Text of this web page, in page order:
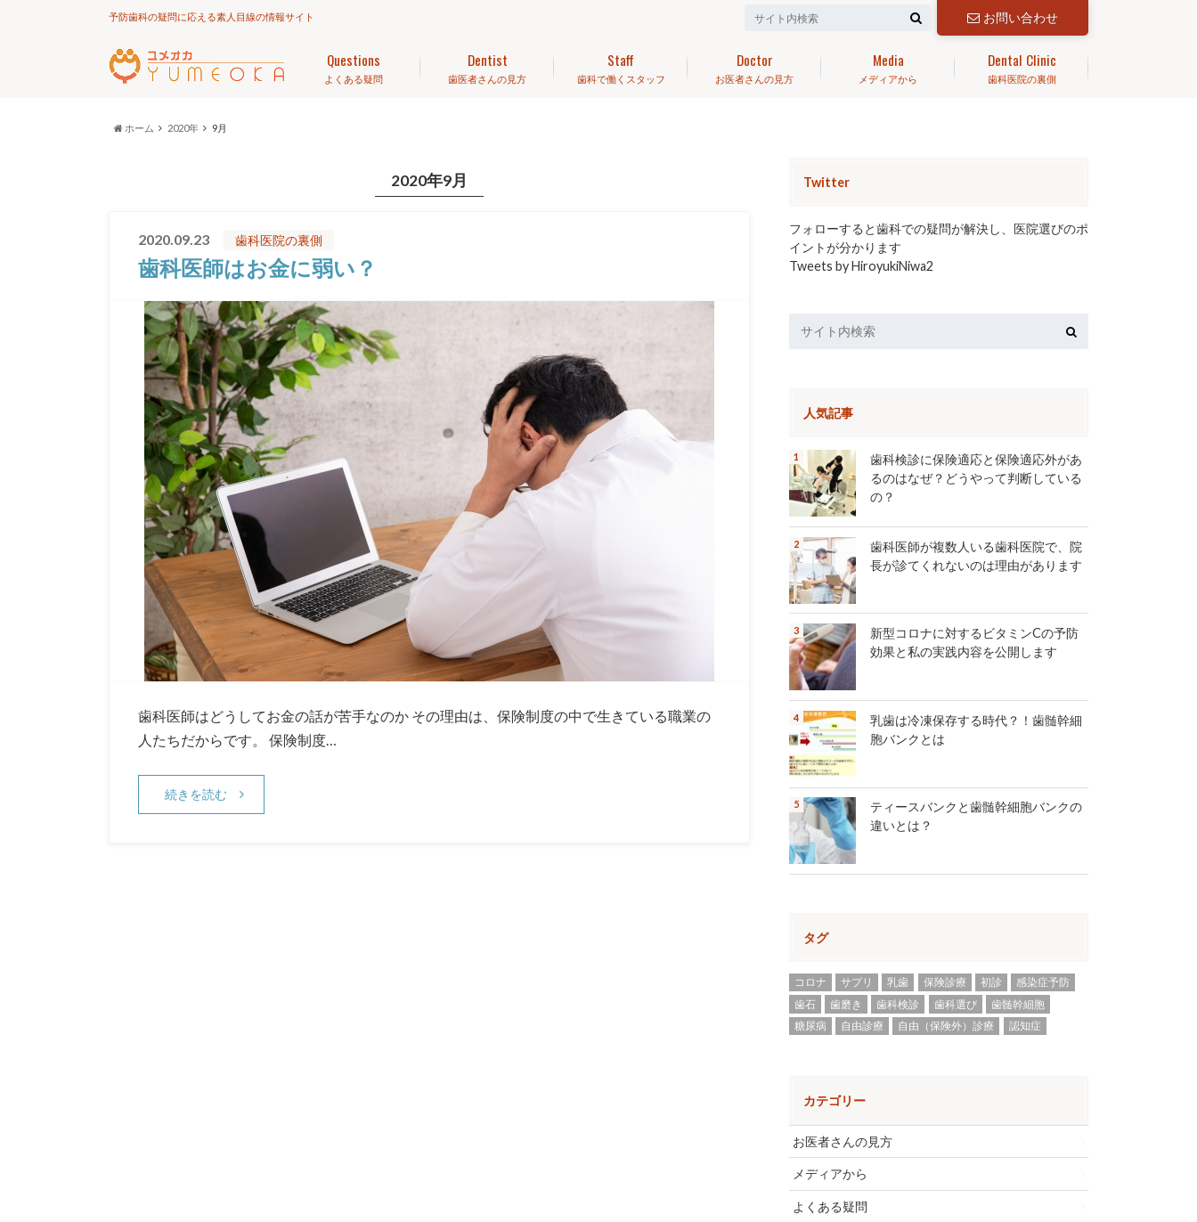
予防歯科の疑問に応える素人目線の情報サイト お問い合わせ
よくある疑問
Questions
歯医者さんの見方
Dentist
歯科で働くスタッフ
Staff
お医者さんの見方
Doctor
メディアから
Media
歯科医院の裏側
Dental Clinic
ホーム 2020年 9月
2020年9月
2020.09.23 歯科医院の裏側
歯科医師はお金に弱い？
歯科医師はどうしてお金の話が苦手なのか その理由は、保険制度の中で生きている職業の
人たちだからです。 保険制度…
続きを読む
Twitter
フォローすると歯科での疑問が解決し、医院選びのポ
イントが分かります
Tweets by HiroyukiNiwa2
人気記事
歯科検診に保険適応と保険適応外があ
るのはなぜ？どうやって判断している
の？
歯科医師が複数人いる歯科医院で、院
長が診てくれないのは理由があります
新型コロナに対するビタミンCの予防
効果と私の実践内容を公開します
乳歯は冷凍保存する時代？！歯髄幹細
胞バンクとは
ティースバンクと歯髄幹細胞バンクの
違いとは？
タグ
コロナ サプリ 乳歯 保険診療 初診
感染症予防
歯石
歯磨き 歯科検診 歯科選び
歯髄幹細胞
糖尿病
自由診療 自由（保険外）診療 認知症
カテゴリー
お医者さんの見方
メディアから
よくある疑問